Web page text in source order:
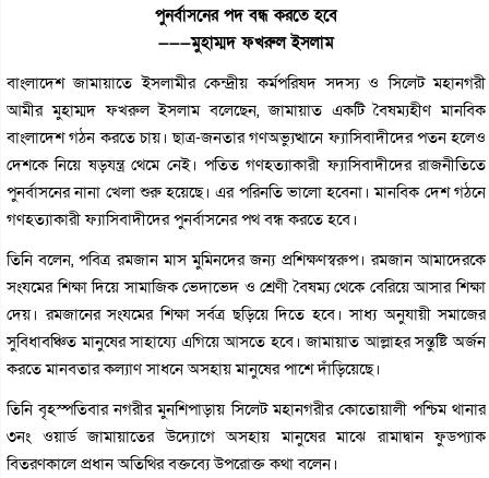
পুনর্বাসনের পদ বন্ধ করতে হবে
———মুহাম্মদ ফখরুল ইসলাম
বাংলাদেশ জামায়াতে ইসলামীর কেন্দ্রীয় কর্মপরিষদ সদস্য ও সিলেট মহানগরী
আমীর মুহাম্মদ ফখরুল ইসলাম বলেছেন, জামায়াত একটি বৈষম্যহীণ মানবিক
বাংলাদেশ গঠন করতে চায়। ছাত্র-জনতার গণঅভ্যুত্থানে ফ্যাসিবাদীদের পতন হলেও
দেশকে নিয়ে ষড়যন্ত্র থেমে নেই। পতিত গণহত্যাকারী ফ্যাসিবাদীদের রাজনীতিতে
পুনর্বাসনের নানা খেলা শুরু হয়েছে। এর পরিনতি ভালো হবেনা। মানবিক দেশ গঠনে
গণহত্যাকারী ফ্যাসিবাদীদের পুনর্বাসনের পথ বন্ধ করতে হবে।
তিনি বলেন, পবিত্র রমজান মাস মুমিনদের জন্য প্রশিক্ষণস্বরুপ। রমজান আমাদেরকে
সংযমের শিক্ষা দিয়ে সামাজিক ভেদাভেদ ও শ্রেণী বৈষম্য থেকে বেরিয়ে আসার শিক্ষা
দেয়। রমজানের সংযমের শিক্ষা সর্বত্র ছড়িয়ে দিতে হবে। সাধ্য অনুযায়ী সমাজের
সুবিধাবঞ্চিত মানুষের সাহায্যে এগিয়ে আসতে হবে। জামায়াত আল্লাহর সন্তুষ্টি অর্জন
করতে মানবতার কল্যাণ সাধনে অসহায় মানুষের পাশে দাঁড়িয়েছে।
তিনি বৃহস্পতিবার নগরীর মুনশিপাড়ায় সিলেট মহানগরীর কোতোয়ালী পশ্চিম থানার
৩নং ওয়ার্ড জামায়াতের উদ্যোগে অসহায় মানুষের মাঝে রামাদ্বান ফুডপ্যাক
বিতরণকালে প্রধান অতিথির বক্তব্যে উপরোক্ত কথা বলেন।